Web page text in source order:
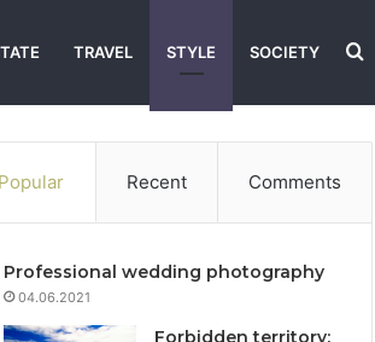
TRAVEL STYLE SOCIETY
Popular Recent Comments
Professional wedding photography
04.06.2021
Forbidden territory: